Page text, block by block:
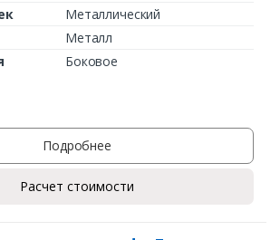
Металлический
Металл
Боковое
Подробнее
Расчет стоимости